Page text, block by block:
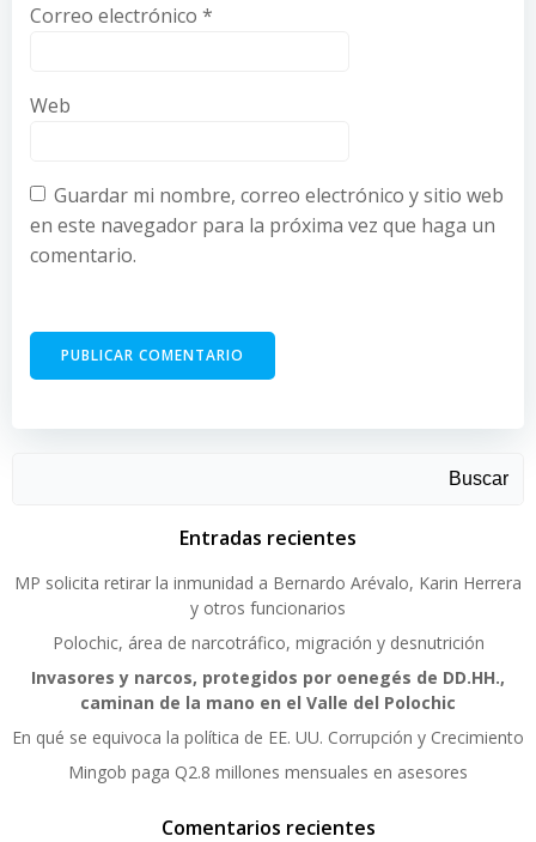
Correo electrónico *
Web
Guardar mi nombre, correo electrónico y sitio web
en este navegador para la próxima vez que haga un
comentario.
Buscar
Entradas recientes
MP solicita retirar la inmunidad a Bernardo Arévalo, Karin Herrera
y otros funcionarios
Polochic, área de narcotráfico, migración y desnutrición
Invasores y narcos, protegidos por oenegés de DD.HH.,
caminan de la mano en el Valle del Polochic
En qué se equivoca la política de EE. UU. Corrupción y Crecimiento
Mingob paga Q2.8 millones mensuales en asesores
Comentarios recientes